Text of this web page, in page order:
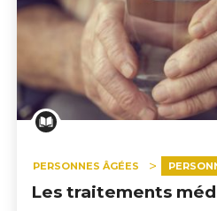
PERSONNES ÂGÉES
Les traitements